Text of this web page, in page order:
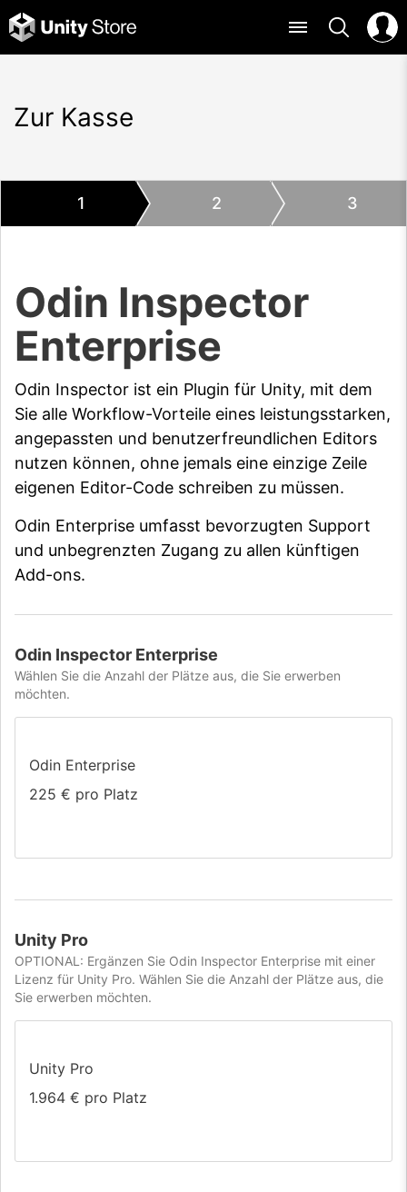
Zur Kasse
1 2 3
Odin Inspector
Enterprise
Odin Inspector ist ein Plugin für Unity, mit dem
Sie alle Workflow-Vorteile eines leistungsstarken,
angepassten und benutzerfreundlichen Editors
nutzen können, ohne jemals eine einzige Zeile
eigenen Editor-Code schreiben zu müssen.
Odin Enterprise umfasst bevorzugten Support
und unbegrenzten Zugang zu allen künftigen
Add-ons.
Odin Inspector Enterprise
Wählen Sie die Anzahl der Plätze aus, die Sie erwerben
möchten.
Odin Enterprise
225 € pro Platz
Unity Pro
OPTIONAL: Ergänzen Sie Odin Inspector Enterprise mit einer
Lizenz für Unity Pro. Wählen Sie die Anzahl der Plätze aus, die
Sie erwerben möchten.
Unity Pro
1.964 € pro Platz